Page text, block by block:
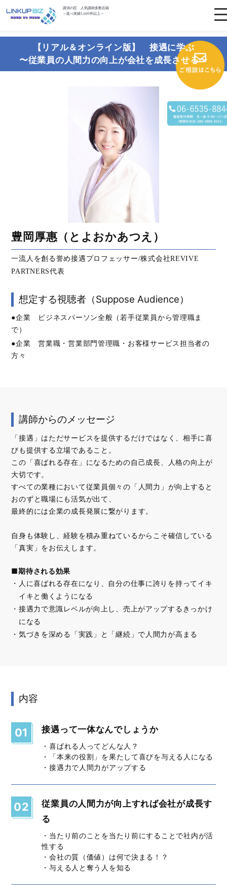
講演の匠 人気講師多数在籍
～延べ実績5,000件以上～
【リアル＆オンライン版】 接遇に学ぶ
〜従業員の人間力の向上が会社を成長させる〜
豊岡厚惠（とよおかあつえ）
一流人を創る誉め接遇プロフェッサー/株式会社REVIVE
PARTNERS代表
想定する視聴者（Suppose Audience）
●企業 ビジネスパーソン全般（若手従業員から管理職ま
で）
●企業 営業職・営業部門管理職・お客様サービス担当者の
方々
講師からのメッセージ
「接遇」はただサービスを提供するだけではなく、相手に喜
びも提供する立場であること。
この「喜ばれる存在」になるための自己成長、人格の向上が
大切です。
すべての業種において従業員個々の「人間力」が向上すると
おのずと職場にも活気が出て、
最終的には企業の成長発展に繋がります。
自身も体験し、経験を積み重ねているからこそ確信している
「真実」をお伝えします。
■期待される効果
人に喜ばれる存在になり、自分の仕事に誇りを持ってイキ
イキと働くようになる
接遇力で意識レベルが向上し、売上がアップするきっかけ
になる
気づきを深める「実践」と「継続」で人間力が高まる
内容
01 接遇って一体なんでしょうか
・喜ばれる人ってどんな人？
・「本来の役割」を果たして喜びを与える人になる
・接遇力で人間力がアップする
02
従業員の人間力が向上すれば会社が成長す
る
・当たり前のことを当たり前にすることで社内が活
性する
・会社の質（価値）は何で決まる！？
・与える人と奪う人を知る